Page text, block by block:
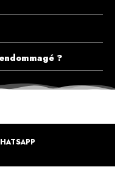
?
CLIENTS